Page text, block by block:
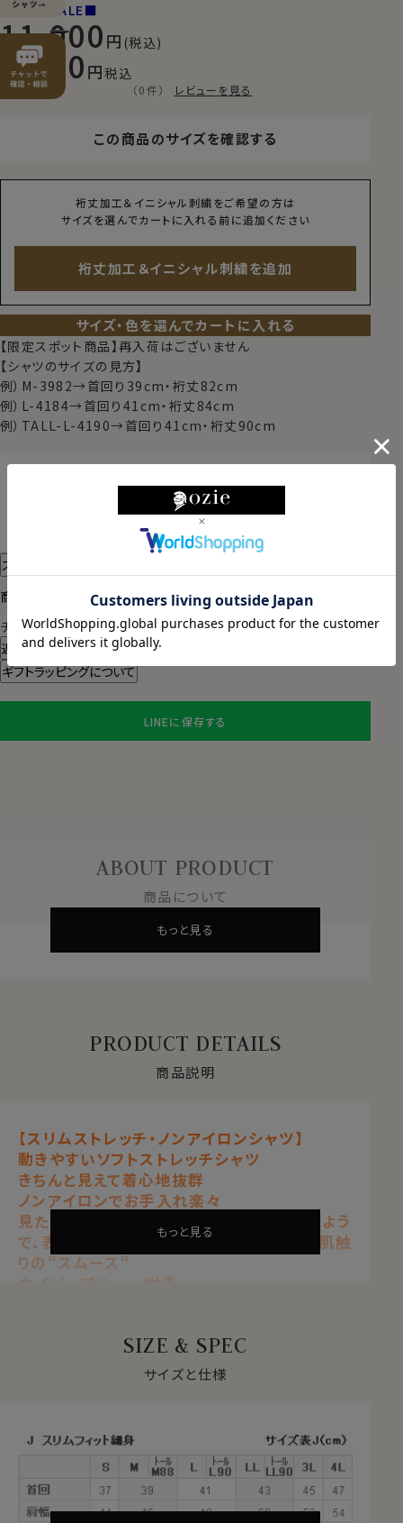
■NEW SALE■
11,000 (税込)
7,700 税込
（0件） レビューを見る
この商品のサイズを確認する
裄丈加工＆イニシャル刺繍をご希望の方は
サイズを選んでカートに入れる前に追加ください
裄丈加工＆イニシャル刺繍を追加
サイズ・色を選んでカートに入れる
【限定スポット商品】再入荷はございません
【シャツのサイズの見方】
例）M-3982→首回り39cm・裄丈82cm
例）L-4184→首回り41cm・裄丈84cm
例）TALL-L-4190→首回り41cm・裄丈90cm
2026/08/11（火）に宅配便でお届けします。
（※裄丈加工・刺繍がある場合は除く）
スタイル・サイズについて詳しく見る
商品についてのお問い合わせ
チャットでお問い合わせ
返品・交換について
ギフトラッピングについて
LINEに保存する
ABOUT PRODUCT
商品について
もっと見る
PRODUCT DETAILS
商品説明
【スリムストレッチ・ノンアイロンシャツ】
動きやすいソフトストレッチシャツ
きちんと見えて着心地抜群
ノンアイロンでお手入れ楽々
見た目はワイシャツの定番生地ブロードのよう
で、表も裏も凸凹感の無い非常に滑らかな肌触
りの“スムース“
ネイビーブルー 紺青
【 スリムフィット 】【 プレミアムコットン 】
【 綿100％・80番手双糸 】
【 ニット・スムース 】
●ソフト＆ストレッチでノンストレス
サラッとした肌ざわりと柔らかな着心地。
ナチュラルなストレッチが、動きやすい。
見た目はきちんと見えてスマート、だけど着心地は楽でリ
もっと見る
SIZE & SPEC
サイズと仕様